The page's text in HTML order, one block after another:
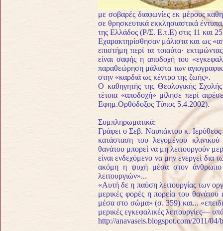
με σοβαρές διαφωνίες εκ μέρους
σε θρησκευτικά εκκλησιαστικά
της Ελλάδος (Ρ/Σ. Ε.τ.Ε) στις 11 και
Εχαρακτηρίσθησαν μάλιστα και ως
επιστήμη περί τα τοι­αύτα·
είναι σαφής η αποδοχή του
παραθεώρηση μάλιστα των
στην «καρδιά ως κέντρο της ζωής».
Ο καθηγητής της Θεολογικής
τέτοια «αποδοχή» μίλησε περί
Eφημ.Ορθόδοξος Τύπος 5.4.2002).
Συμπληρωματικά:
Γράφει ο Σεβ. Ναυπάκτου κ.
κατάσταση του λεγο­μένου
θανάτου μπορεί να μη λει­τουργούν
είναι ενδεχόμενο να μην ενεργεί
ακόμη η ψυχή μέσα στον άνθρωπο
λειτουργιών»...
«Αυτή δε η παύση λειτουργίας των
μερικές φορές η πορεία του
μέσα στο σώμα» (σ. 359) και...
μερικές εγκεφαλικές λειτουργίες—
http://anavaseis.blogspot.com/2011/